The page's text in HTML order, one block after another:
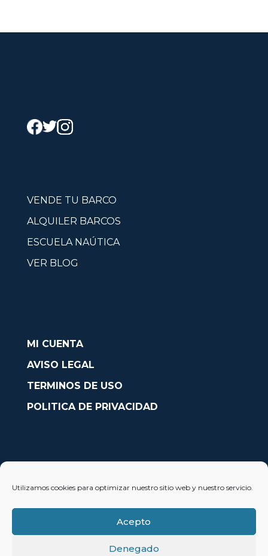
Utilizamos cookies para optimizar nuestro sitio web y nuestro servicio.
Acepto
Denegado
VENDE TU BARCO
ALQUILER BARCOS
ESCUELA NAÚTICA
VER BLOG
MI CUENTA
AVISO LEGAL
TERMINOS DE USO
POLITICA DE PRIVACIDAD
Avda. País Valencià nº54, Oficina 23, Alcoy (Alicante)